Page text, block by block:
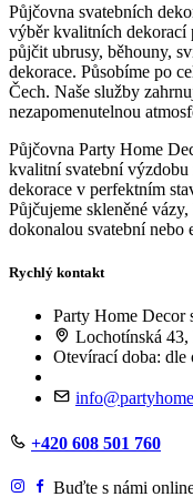
Půjčovna svatebních
výběr kvalitních dekorací
půjčit ubrusy, běhouny,
dekorace. Působíme po
Čech. Naše služby
nezapomenutelnou
Půjčovna Party Home
kvalitní svatební
dekorace v perfektním
Půjčujeme skleněné
dokonalou svatební nebo
Rychlý kontakt
Party Home Decor
Lochotínská 43,
Otevírací doba: dle
+420 608 501 760
Buďte s námi